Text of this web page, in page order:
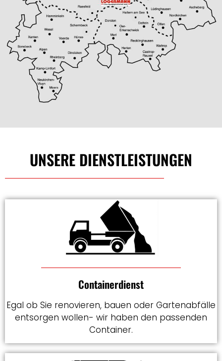
UNSERE DIENSTLEISTUNGEN
Containerdienst
Egal ob Sie renovieren, bauen oder Gartenabfälle
entsorgen wollen- wir haben den passenden
Container.